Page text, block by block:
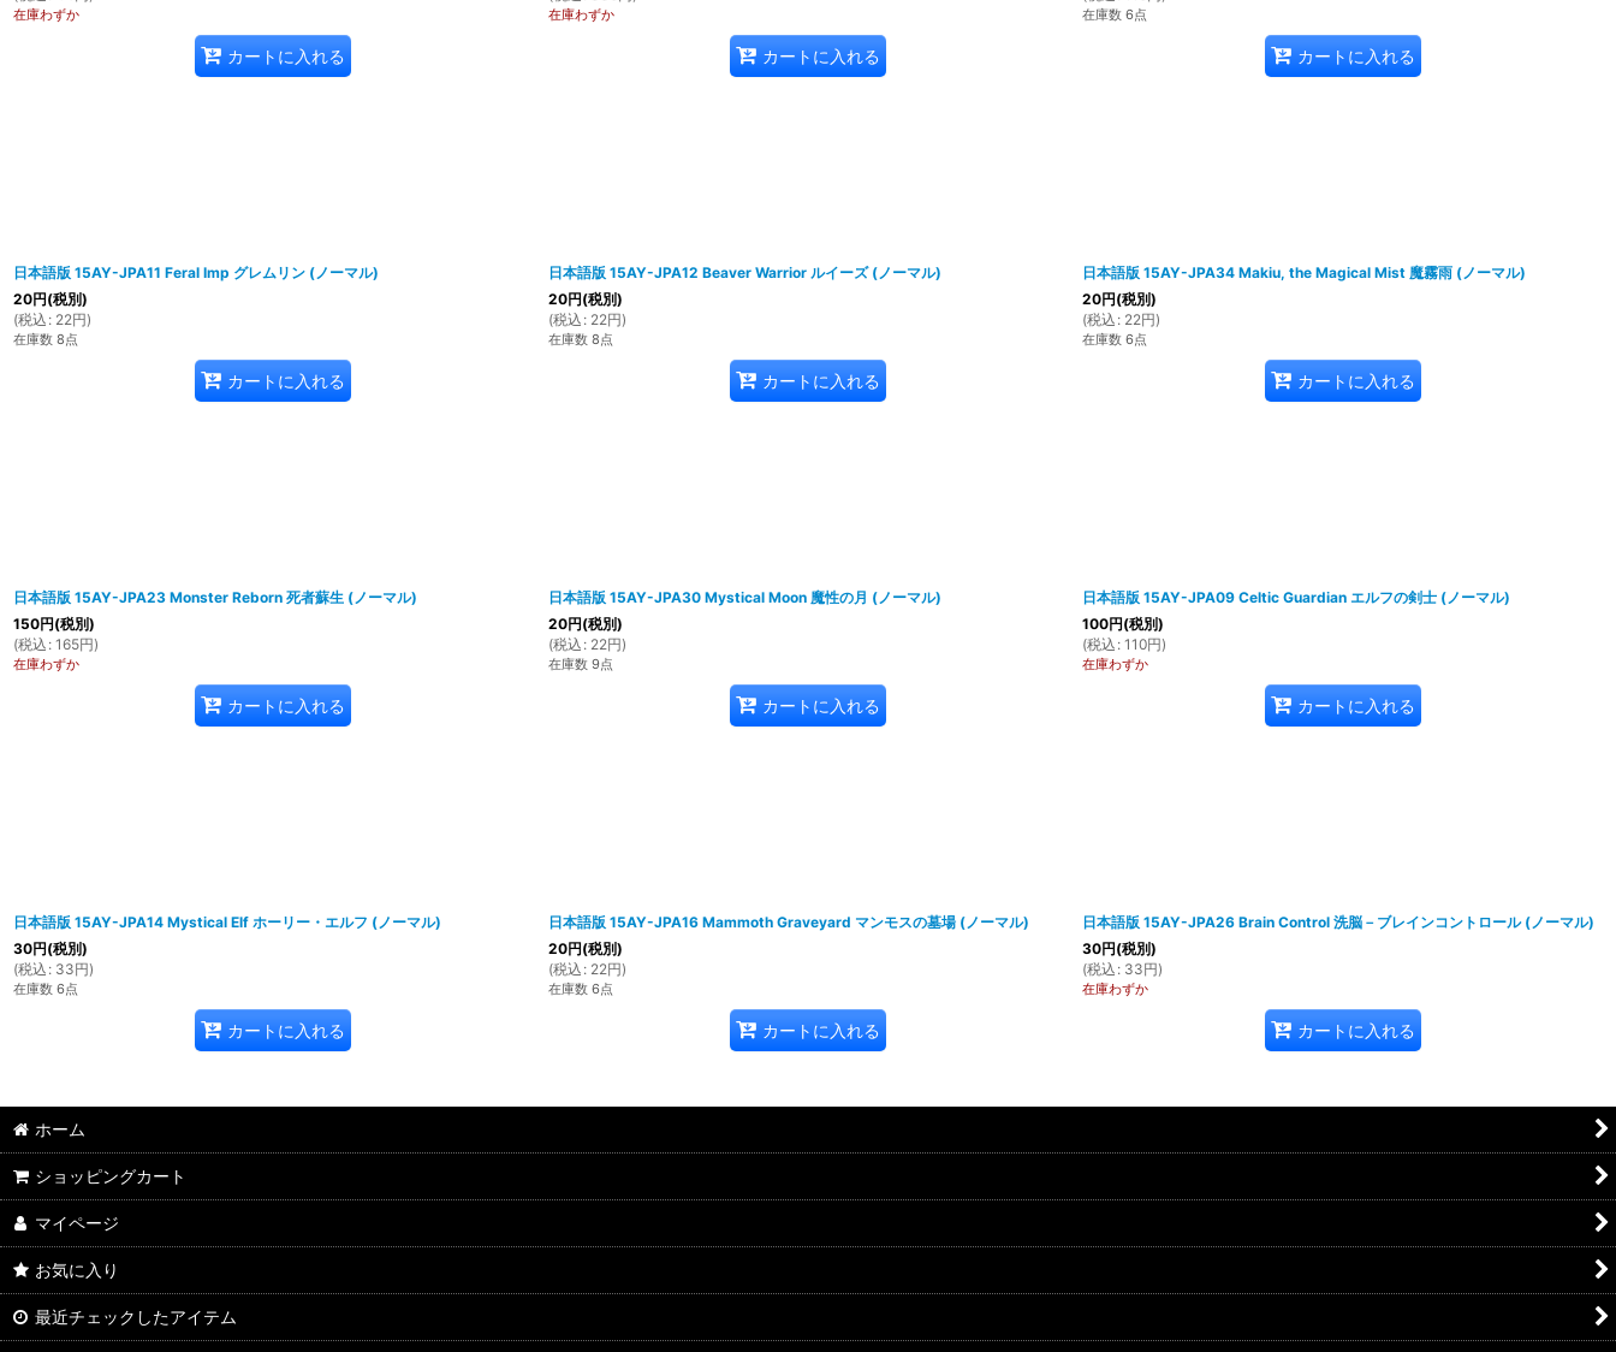
在庫わずか
カートに入れる
在庫わずか
カートに入れる
在庫数 6点
カートに入れる
日本語版 15AY-JPA11 Feral Imp グレムリン (ノーマル)
20円(税別)
(税込 : 22円)
在庫数 8点
カートに入れる
日本語版 15AY-JPA12 Beaver Warrior ルイーズ (ノーマル)
20円(税別)
(税込 : 22円)
在庫数 8点
カートに入れる
日本語版 15AY-JPA34 Makiu, the Magical Mist 魔霧雨 (ノーマル)
20円(税別)
(税込 : 22円)
在庫数 6点
カートに入れる
日本語版 15AY-JPA23 Monster Reborn 死者蘇生 (ノーマル)
150円(税別)
(税込 : 165円)
在庫わずか
カートに入れる
日本語版 15AY-JPA30 Mystical Moon 魔性の月 (ノーマル)
20円(税別)
(税込 : 22円)
在庫数 9点
カートに入れる
日本語版 15AY-JPA09 Celtic Guardian エルフの剣士 (ノーマル)
100円(税別)
(税込 : 110円)
在庫わずか
カートに入れる
日本語版 15AY-JPA14 Mystical Elf ホーリー・エルフ (ノーマル)
30円(税別)
(税込 : 33円)
在庫数 6点
カートに入れる
日本語版 15AY-JPA16 Mammoth Graveyard マンモスの墓場 (ノーマル)
20円(税別)
(税込 : 22円)
在庫数 6点
カートに入れる
日本語版 15AY-JPA26 Brain Control 洗脳－ブレインコントロール (ノーマル)
30円(税別)
(税込 : 33円)
在庫わずか
カートに入れる
ホーム
ショッピングカート
マイページ
お気に入り
最近チェックしたアイテム